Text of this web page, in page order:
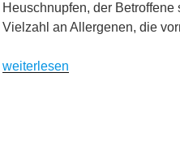
Heuschnupfen, der
Vielzahl an Allergenen, die
„Allergien
weiterlesen